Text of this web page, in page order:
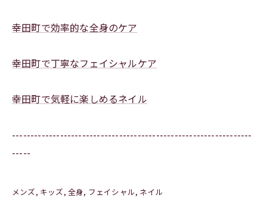
幸田町で効率的な全身のケア
幸田町で丁寧なフェイシャルケア
幸田町で気軽に楽しめるネイル
-----------------------------------------------------------------
-----
メンズ キッズ 全身 フェイシャル ネイル